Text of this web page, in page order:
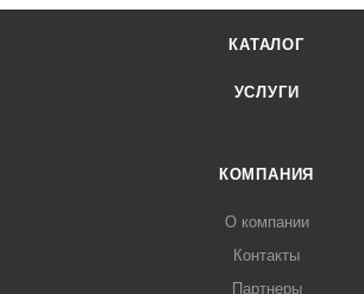
КАТАЛОГ
УСЛУГИ
КОМПАНИЯ
О компании
Контакты
Партнеры